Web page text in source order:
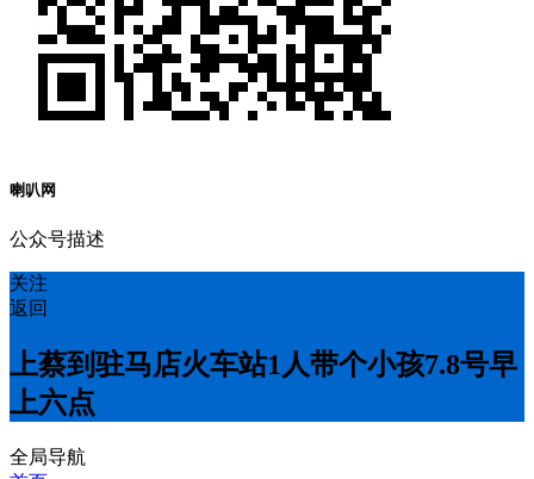
喇叭网
公众号描述
关注
返回
上蔡到驻马店火车站1人带个小孩7.8号早
上六点
全局导航